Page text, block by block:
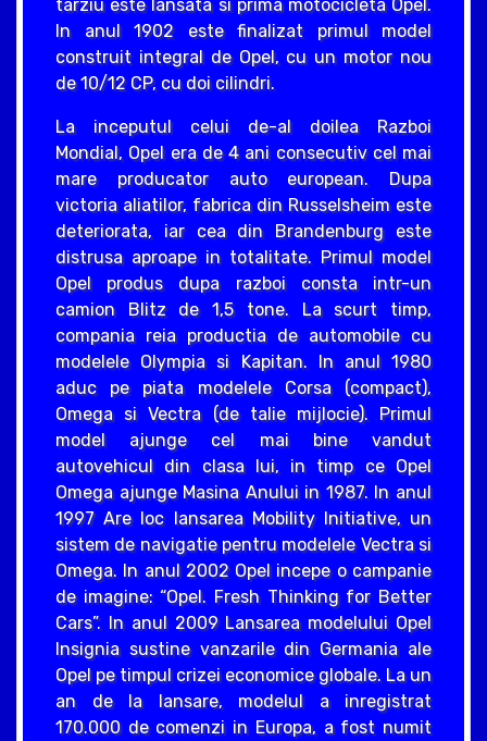
tarziu este lansata si prima motocicleta Opel.
In anul 1902 este finalizat primul model
construit integral de Opel, cu un motor nou
de 10/12 CP, cu doi cilindri.
La inceputul celui de-al doilea Razboi
Mondial, Opel era de 4 ani consecutiv cel mai
mare producator auto european. Dupa
victoria aliatilor, fabrica din Russelsheim este
deteriorata, iar cea din Brandenburg este
distrusa aproape in totalitate. Primul model
Opel produs dupa razboi consta intr-un
camion Blitz de 1,5 tone. La scurt timp,
compania reia productia de automobile cu
modelele Olympia si Kapitan. In anul 1980
aduc pe piata modelele Corsa (compact),
Omega si Vectra (de talie mijlocie). Primul
model ajunge cel mai bine vandut
autovehicul din clasa lui, in timp ce Opel
Omega ajunge Masina Anului in 1987. In anul
1997 Are loc lansarea Mobility Initiative, un
sistem de navigatie pentru modelele Vectra si
Omega. In anul 2002 Opel incepe o campanie
de imagine: “Opel. Fresh Thinking for Better
Cars”. In anul 2009 Lansarea modelului Opel
Insignia sustine vanzarile din Germania ale
Opel pe timpul crizei economice globale. La un
an de la lansare, modelul a inregistrat
170.000 de comenzi in Europa, a fost numit